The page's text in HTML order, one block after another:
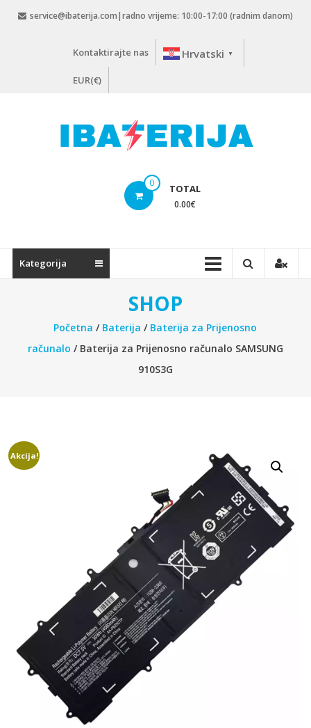
service@ibaterija.com|radno vrijeme: 10:00-17:00 (radnim danom)
Kontaktirajte nas Hrvatski ▼
EUR(€)
0 TOTAL
0.00€
Kategorija
SHOP
Početna / Baterija / Baterija za Prijenosno
računalo / Baterija za Prijenosno računalo SAMSUNG
910S3G
Akcija!